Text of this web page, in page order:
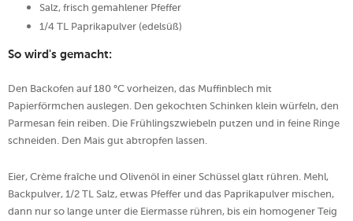
Salz, frisch gemahlener Pfeffer
1/4 TL Paprikapulver (edelsüß)
So wird's gemacht:
Den Backofen auf 180 °C vorheizen, das Muffinblech mit
Papierförmchen auslegen. Den gekochten Schinken klein würfeln, den
Parmesan fein reiben. Die Frühlingszwiebeln putzen und in feine Ringe
schneiden. Den Mais gut abtropfen lassen.
Eier, Crème fraîche und Olivenöl in einer Schüssel glatt rühren. Mehl,
Backpulver, 1/2 TL Salz, etwas Pfeffer und das Paprikapulver mischen,
dann nur so lange unter die Eiermasse rühren, bis ein homogener Teig